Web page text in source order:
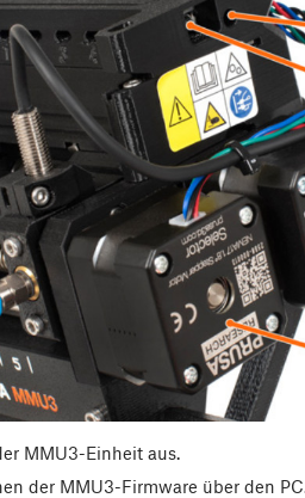
MMU3-Einheit aus.
der MMU3-Firmware über den